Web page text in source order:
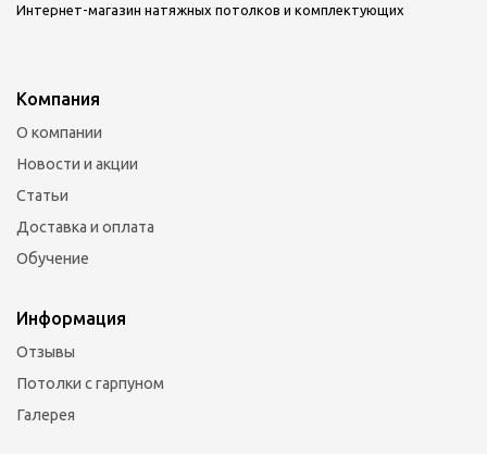
Интернет-магазин натяжных потолков и комплектующих
Компания
О компании
Новости и акции
Статьи
Доставка и оплата
Обучение
Информация
Отзывы
Потолки с гарпуном
Галерея